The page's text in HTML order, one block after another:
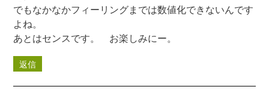
でもなかなかフィーリングまでは数値化できないんです
よね。
あとはセンスです。 お楽しみにー。
返信